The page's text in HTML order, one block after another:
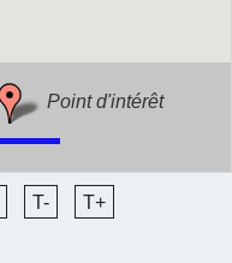
Point d'intérêt
T- T+